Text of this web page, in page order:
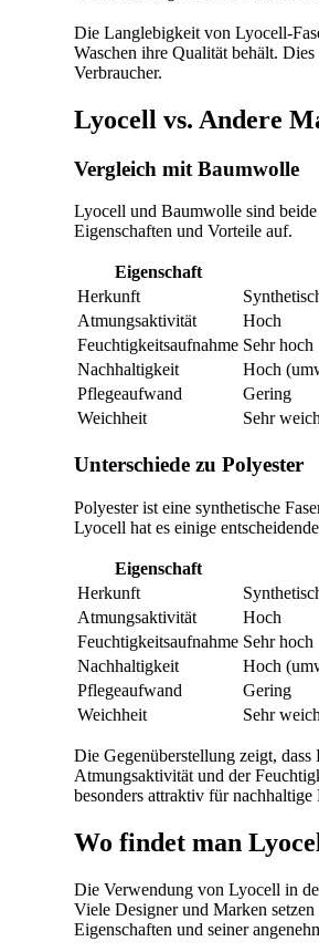
Die Langlebigkeit von Lyocell-
Waschen ihre Qualität behält.
Verbraucher.
Lyocell vs. Andere
Vergleich mit Baumwolle
Lyocell und Baumwolle sind
Eigenschaften und Vorteile auf.
Eigenschaft
Herkunft
Atmungsaktivität
Hoch
Feuchtigkeitsaufnahme Sehr hoch
Nachhaltigkeit
Hoch
Pflegeaufwand
Gering
Weichheit
Sehr weich
Unterschiede zu Polyester
Polyester ist eine synthetische
Lyocell hat es einige
Eigenschaft
Herkunft
Atmungsaktivität
Hoch
Feuchtigkeitsaufnahme Sehr hoch
Nachhaltigkeit
Hoch
Pflegeaufwand
Gering
Weichheit
Sehr weich
Die Gegenüberstellung zeigt,
Atmungsaktivität und der
besonders attraktiv für nachhaltige
Wo findet man
Die Verwendung von Lyocell in
Viele Designer und Marken
Eigenschaften und seiner